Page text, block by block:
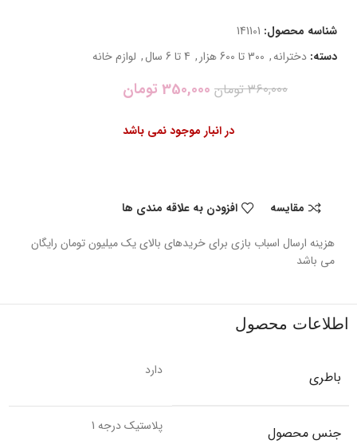
شناسه محصول: 141101
دسته: دخترانه, 300 تا 600 هزار , 4 تا 6 سال , لوازم خانه
360,000 تومان 350,000 تومان
در انبار موجود نمی باشد
مقایسه افزودن به علاقه مندی ها
هزینه ارسال اسباب بازی برای خریدهای بالای یک میلیون تومان رایگان
می باشد
اطلاعات محصول
باطری دارد
جنس محصول پلاستیک درجه 1